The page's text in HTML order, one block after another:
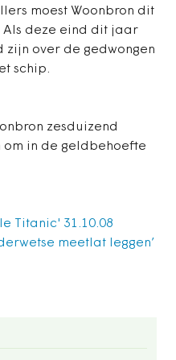
moest Woonbron dit
deze eind dit jaar
over de gedwongen
schip.
zesduizend
om in de geldbehoefte
Titanic' 31.10.08
meetlat leggen’